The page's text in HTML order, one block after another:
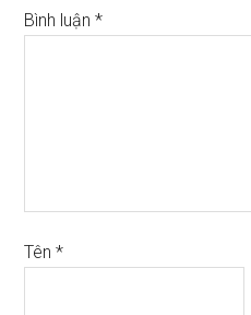
Bình luận*
Tên*